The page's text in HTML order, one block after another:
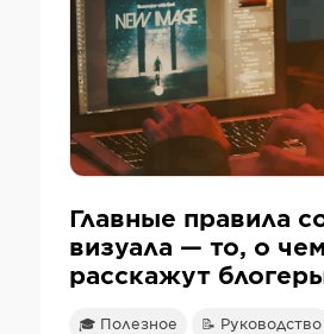
Главные правила
визуала — то, о
расскажут
🎓 Полезное 📝 Руководство